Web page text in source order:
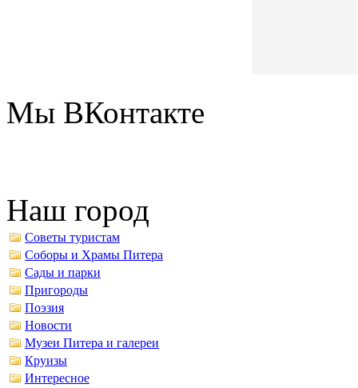
Мы ВКонтакте
Наш город
Советы туристам
Соборы и Храмы Питера
Сады и парки
Пригороды
Поэзия
Новости
Музеи Питера и галереи
Круизы
Интересное